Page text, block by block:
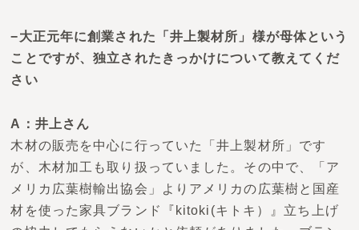
−大正元年に創業された「井上製材所」様が母体という
ことですが、独立されたきっかけについて教えてくだ
さい
A：井上さん
木材の販売を中心に行っていた「井上製材所」です
が、木材加工も取り扱っていました。その中で、「ア
メリカ広葉樹輸出協会」よりアメリカの広葉樹と国産
材を使った家具ブランド『kitoki(キトキ）』立ち上げ